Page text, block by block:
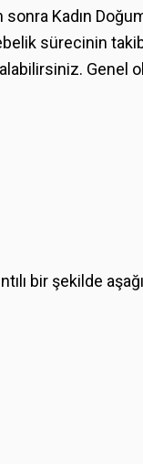
Kadın
sürecinin
bir şekilde